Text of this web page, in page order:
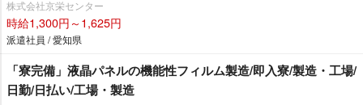
株式会社京栄センター
時給1,300円～1,625円
派遣社員 / 愛知県
「寮完備」液晶パネルの機能性フィルム製造/即入寮/製造・工場/
日勤/日払い/工場・製造